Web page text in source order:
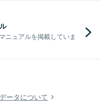
ニュアルを掲載していま
ータについて